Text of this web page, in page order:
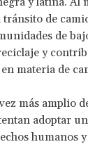
de
de
y
materia de
más amplio
adoptar
humanos